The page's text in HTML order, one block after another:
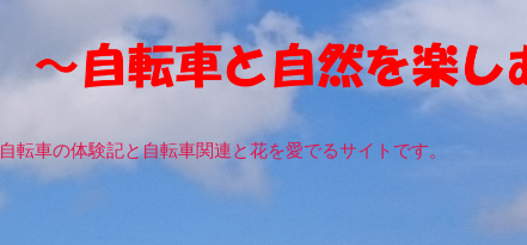
自転車の体験記と自転車関連と花を愛でるサイトです。